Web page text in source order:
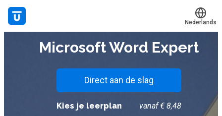
Mijn leerplek
Alle onderwerpen
Live hulp
Experts
Translate
Nederlands
Microsoft Word Expert
Direct aan de slag
Kies je leerplan vanaf € 8,48